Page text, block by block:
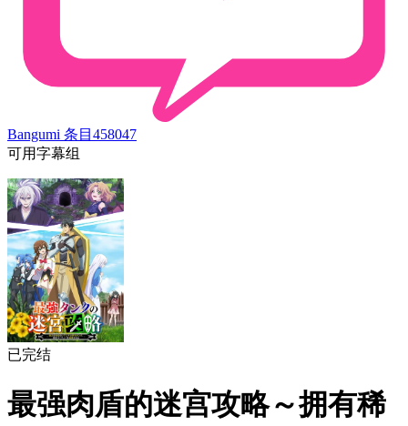
Bangumi 条目 458047
可用字幕组
已完结
最强肉盾的迷宫攻略～拥有稀